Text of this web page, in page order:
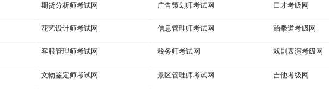
期货分析师考试网 广告策划师考试网 口才考级网
花艺设计师考试网 信息管理师考试网 跆拳道考级网
客服管理师考试网 税务师考试网 戏剧表演考级网
文物鉴定师考试网 景区管理师考试网 吉他考级网